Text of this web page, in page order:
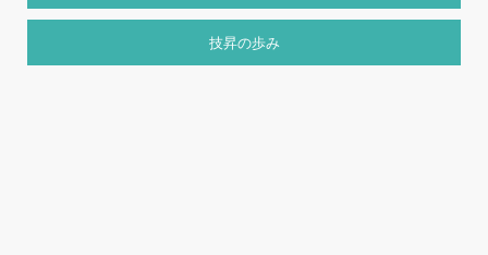
技昇の歩み